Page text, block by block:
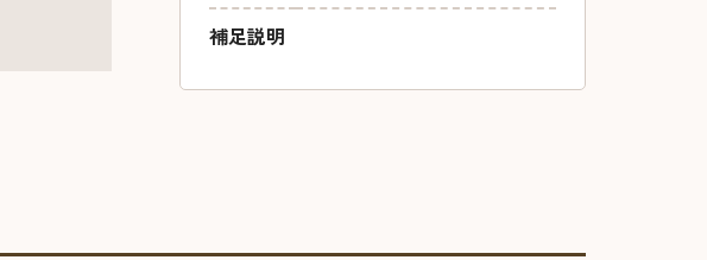
補足説明